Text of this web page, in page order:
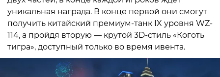
уникальная награда. В конце первой они смогут
получить китайский премиум-танк IX уровня WZ-
114, а пройдя вторую — крутой 3D-стиль «Коготь
тигра», доступный только во время ивента.